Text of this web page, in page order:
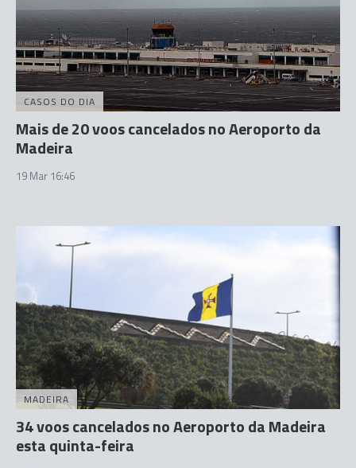
CASOS DO DIA
Mais de 20 voos cancelados no Aeroporto da
Madeira
19 Mar 16:46
MADEIRA
34 voos cancelados no Aeroporto da Madeira
esta quinta-feira